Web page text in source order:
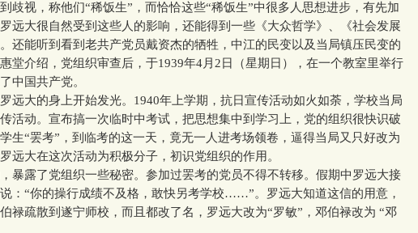
歧视，称他们“稀饭生”，而恰恰这些“稀饭生”中很多人思想进步，有先加
远大很自然受到这些人的影响，还能得到一些《大众哲学》、《社会发展
还能听到看到老共产党员戴资杰的牺牲，中江的民变以及当局镇压民变的
堂介绍，党组织审查后，于1939年4月2日（星期日），在一个教室里举行
中国共产党。
大的身上开始发光。1940年上学期，抗日宣传活动如火如荼，学校当局
活动。宣布搞一次临时中考试，把思想集中到学习上，党的组织很快识破
生“罢考”，到临考的这一天，竟无一人进考场领卷，逼得当局又只好改为
远大在这次活动为积极分子，初识党组织的作用。
露了党组织一些秘密。参加过罢考的党员不得不转移。假期中罗远大接
：“你的操行成绩不及格，敢快另考学校……”。罗远大知道这信的用意，
禄疏散到遂宁师校，而且都改了名，罗远大改为“罗敏”，邓伯禄改为 “邓